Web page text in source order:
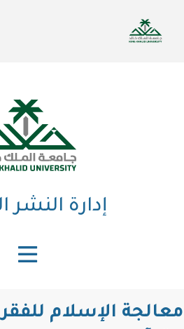
المحتوى
إدارة النشر
معالجة الإسلام